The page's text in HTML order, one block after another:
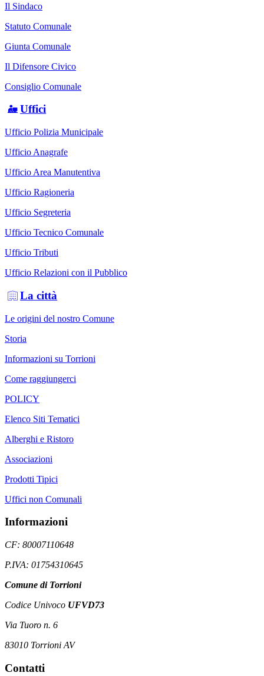
Il Sindaco
Statuto Comunale
Giunta Comunale
Il Difensore Civico
Consiglio Comunale
Uffici
Ufficio Polizia Municipale
Ufficio Anagrafe
Ufficio Area Manutentiva
Ufficio Ragioneria
Ufficio Segreteria
Ufficio Tecnico Comunale
Ufficio Tributi
Ufficio Relazioni con il Pubblico
La città
Le origini del nostro Comune
Storia
Informazioni su Torrioni
Come raggiungerci
POLICY
Elenco Siti Tematici
Alberghi e Ristoro
Associazioni
Prodotti Tipici
Uffici non Comunali
Informazioni
CF: 80007110648
P.IVA: 01754310645
Comune di Torrioni
Codice Univoco UFVD73
Via Tuoro n. 6
83010 Torrioni AV
Contatti